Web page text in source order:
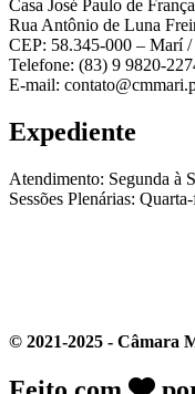
Casa José Paulo de França
Rua Antônio de Luna
CEP: 58.345-000 – Marí /
Telefone: (83) 9 9820-
E-mail:
Expediente
Atendimento: Segunda à
Sessões Plenárias:
© 2021-2025 - Câmara